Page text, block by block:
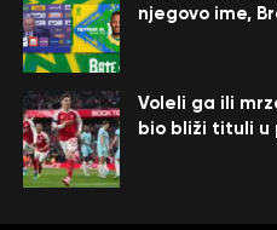
njegovo ime,
Voleli ga ili
bio bliži tituli u